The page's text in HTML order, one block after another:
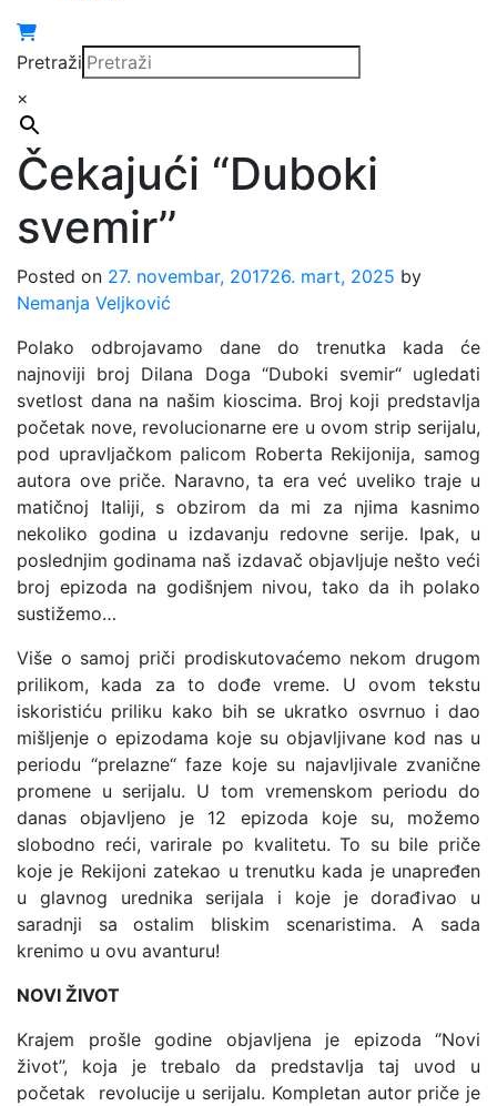
Pretraži
×
Čekajući “Duboki
svemir’’
Posted on 27. novembar, 201726. mart, 2025 by
Nemanja Veljković
Polako odbrojavamo dane do trenutka kada će
najnoviji broj Dilana Doga “Duboki svemir“ ugledati
svetlost dana na našim kioscima. Broj koji predstavlja
početak nove, revolucionarne ere u ovom strip serijalu,
pod upravljačkom palicom Roberta Rekijonija, samog
autora ove priče. Naravno, ta era već uveliko traje u
matičnoj Italiji, s obzirom da mi za njima kasnimo
nekoliko godina u izdavanju redovne serije. Ipak, u
poslednjim godinama naš izdavač objavljuje nešto veći
broj epizoda na godišnjem nivou, tako da ih polako
sustižemo…
Više o samoj priči prodiskutovaćemo nekom drugom
prilikom, kada za to dođe vreme. U ovom tekstu
iskoristiću priliku kako bih se ukratko osvrnuo i dao
mišljenje o epizodama koje su objavljivane kod nas u
periodu “prelazne“ faze koje su najavljivale zvanične
promene u serijalu. U tom vremenskom periodu do
danas objavljeno je 12 epizoda koje su, možemo
slobodno reći, varirale po kvalitetu. To su bile priče
koje je Rekijoni zatekao u trenutku kada je unapređen
u glavnog urednika serijala i koje je dorađivao u
saradnji sa ostalim bliskim scenaristima. A sada
krenimo u ovu avanturu!
NOVI ŽIVOT
Krajem prošle godine objavljena je epizoda ‘’Novi
život’’, koja je trebalo da predstavlja taj uvod u
početak revolucije u serijalu. Kompletan autor priče je